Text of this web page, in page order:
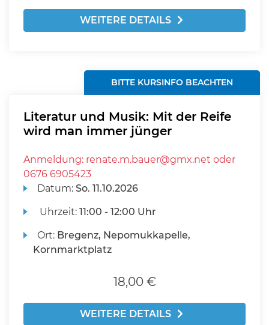
WEITERE DETAILS
BITTE KURSINFO BEACHTEN
Literatur und Musik: Mit der Reife
wird man immer jünger
Anmeldung: renate.m.bauer@gmx.net oder
0676 6905423
Datum:So. 11.10.2026
Uhrzeit:11:00 - 12:00 Uhr
Ort: Bregenz, Nepomukkapelle,
Kornmarktplatz
18,00 €
WEITERE DETAILS